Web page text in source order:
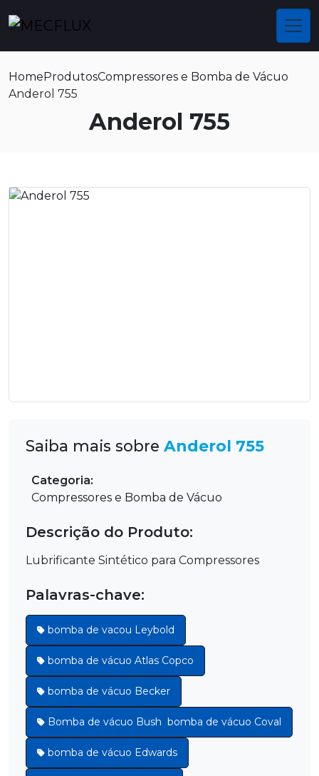
HomeProdutosCompressores e Bomba de Vácuo
Anderol 755
Anderol 755
Saiba mais sobre Anderol 755
Categoria:
Compressores e Bomba de Vácuo
Descrição do Produto:
Lubrificante Sintético para Compressores
Palavras-chave:
bomba de vacou Leybold
bomba de vácuo Atlas Copco
bomba de vácuo Becker
Bomba de vácuo Bush bomba de vácuo Coval
bomba de vácuo Edwards